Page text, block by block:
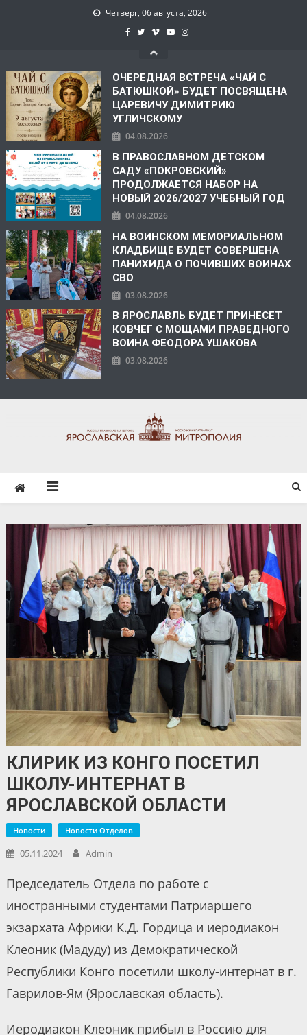
Четверг, 06 августа, 2026
ОЧЕРЕДНАЯ ВСТРЕЧА «ЧАЙ С
БАТЮШКОЙ» БУДЕТ ПОСВЯЩЕНА
ЦАРЕВИЧУ ДИМИТРИЮ
УГЛИЧСКОМУ
04.08.2026
В ПРАВОСЛАВНОМ ДЕТСКОМ
САДУ «ПОКРОВСКИЙ»
ПРОДОЛЖАЕТСЯ НАБОР НА
НОВЫЙ 2026/2027 УЧЕБНЫЙ ГОД
04.08.2026
НА ВОИНСКОМ МЕМОРИАЛЬНОМ
КЛАДБИЩЕ БУДЕТ СОВЕРШЕНА
ПАНИХИДА О ПОЧИВШИХ ВОИНАХ
СВО
03.08.2026
В ЯРОСЛАВЛЬ БУДЕТ ПРИНЕСЕТ
КОВЧЕГ С МОЩАМИ ПРАВЕДНОГО
ВОИНА ФЕОДОРА УШАКОВА
03.08.2026
КЛИРИК ИЗ КОНГО ПОСЕТИЛ
ШКОЛУ-ИНТЕРНАТ В
ЯРОСЛАВСКОЙ ОБЛАСТИ
Новости Новости Отделов
05.11.2024 Admin
Председатель Отдела по работе с
иностранными студентами Патриаршего
экзархата Африки К.Д. Гордица и иеродиакон
Клеоник (Мадуду) из Демократической
Республики Конго посетили школу-интернат в г.
Гаврилов-Ям (Ярославская область).
Иеродиакон Клеоник прибыл в Россию для